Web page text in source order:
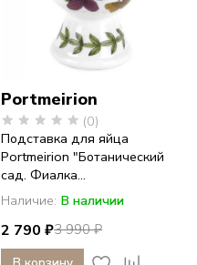
Portmeirion
(0)
Подставка для яйца
Portmeirion "Ботанический
сад. Фиалка...
Наличие: В наличии
3 990 ₽
2 790 ₽